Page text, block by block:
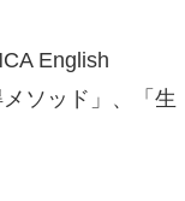
English
ソッド」、「生